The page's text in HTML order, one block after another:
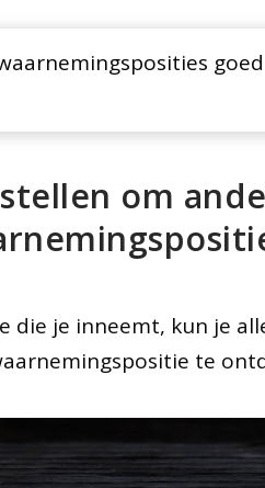
om
die je inneemt, kun je
te